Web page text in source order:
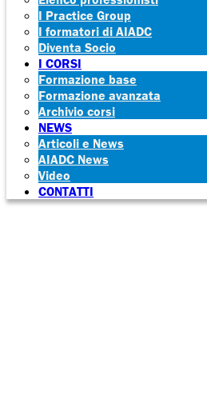
I Practice Group
I formatori di AIADC
Diventa Socio
I CORSI
Formazione base
Formazione avanzata
Archivio corsi
NEWS
Articoli e News
AIADC News
Video
CONTATTI